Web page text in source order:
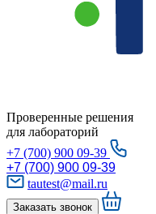
Проверенные решения
для лабораторий
+7 (700) 900 09-39
+7 (700) 900 09-39
tautest@mail.ru
Заказать звонок